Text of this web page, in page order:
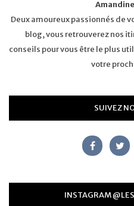
Amandine
Deux amoureux passionnés de
blog, vous retrouverez nos
conseils pour vous être le plus
votre
SUIVEZ
INSTAGRAM